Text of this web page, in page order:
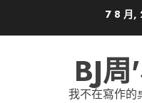
7 8 月,
BJ
我不在寫作的